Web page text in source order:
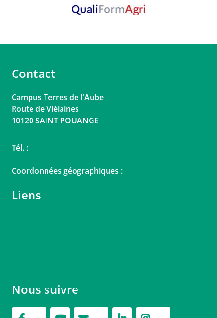
Contact
Campus Terres de l'Aube
Route de Viélaines
10120SAINT POUANGE
Tél. :
Coordonnées géographiques :
Liens
Nous suivre